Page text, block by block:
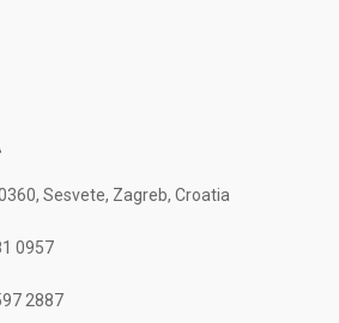
Sesvete, Zagreb, Croatia
0957
2887